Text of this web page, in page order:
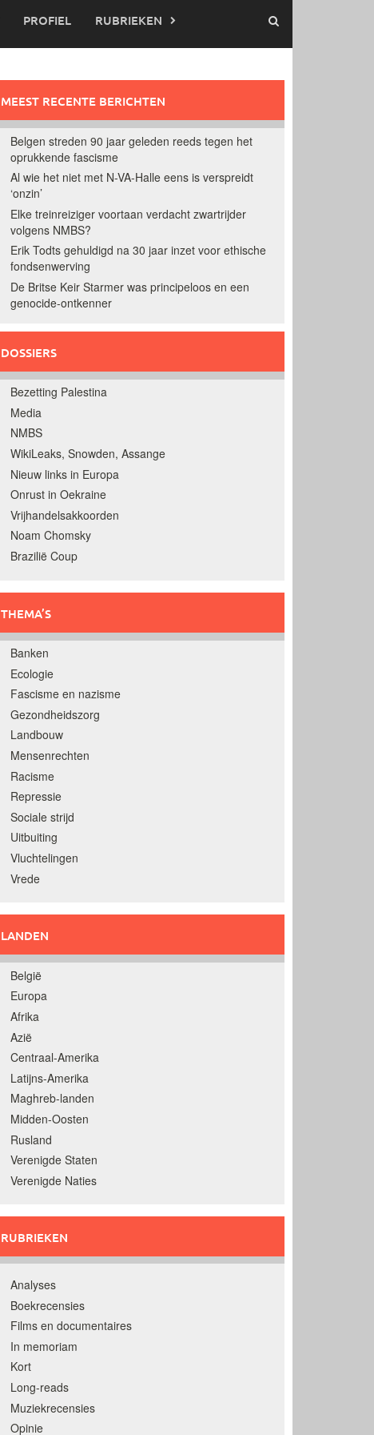
PROFIEL RUBRIEKEN
MEEST RECENTE BERICHTEN
Belgen streden 90 jaar geleden reeds tegen het
oprukkende fascisme
Al wie het niet met N-VA-Halle eens is verspreidt
‘onzin’
Elke treinreiziger voortaan verdacht zwartrijder
volgens NMBS?
Erik Todts gehuldigd na 30 jaar inzet voor ethische
fondsenwerving
De Britse Keir Starmer was principeloos en een
genocide-ontkenner
DOSSIERS
Bezetting Palestina
Media
NMBS
WikiLeaks, Snowden, Assange
Nieuw links in Europa
Onrust in Oekraine
Vrijhandelsakkoorden
Noam Chomsky
Brazilië Coup
THEMA’S
Banken
Ecologie
Fascisme en nazisme
Gezondheidszorg
Landbouw
Mensenrechten
Racisme
Repressie
Sociale strijd
Uitbuiting
Vluchtelingen
Vrede
LANDEN
België
Europa
Afrika
Azië
Centraal-Amerika
Latijns-Amerika
Maghreb-landen
Midden-Oosten
Rusland
Verenigde Staten
Verenigde Naties
RUBRIEKEN
Analyses
Boekrecensies
Films en documentaires
In memoriam
Kort
Long-reads
Muziekrecensies
Opinie